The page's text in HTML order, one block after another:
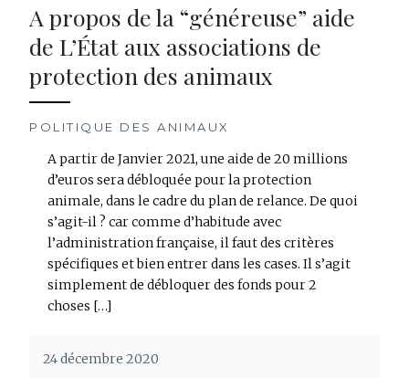
A propos de la “généreuse” aide
de L’État aux associations de
protection des animaux
POLITIQUE DES ANIMAUX
A partir de Janvier 2021, une aide de 20 millions
d’euros sera débloquée pour la protection
animale, dans le cadre du plan de relance. De quoi
s’agit-il ? car comme d’habitude avec
l’administration française, il faut des critères
spécifiques et bien entrer dans les cases. Il s’agit
simplement de débloquer des fonds pour 2
choses […]
24 décembre 2020